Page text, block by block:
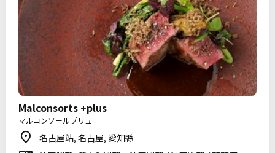
Malconsorts +plus
マルコンソールプリュ
名古屋站, 名古屋, 愛知縣